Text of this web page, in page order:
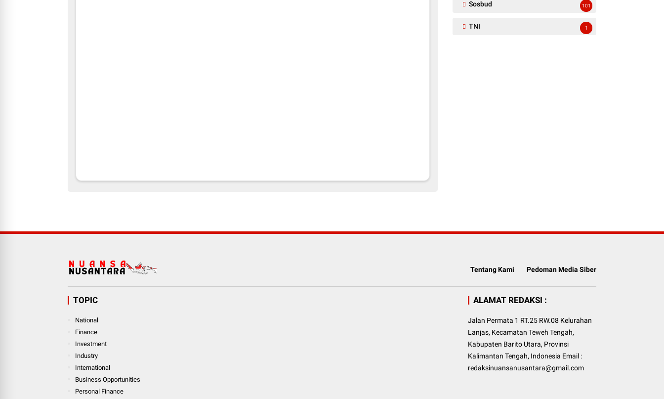
Sosbud 101
TNI 1
Tentang Kami Pedoman Media Siber
TOPIC
National
Finance
Investment
Industry
International
Business Opportunities
Personal Finance
ALAMAT REDAKSI :
Jalan Permata 1 RT.25 RW.08 Kelurahan
Lanjas, Kecamatan Teweh Tengah,
Kabupaten Barito Utara, Provinsi
Kalimantan Tengah, Indonesia Email :
redaksinuansanusantara@gmail.com